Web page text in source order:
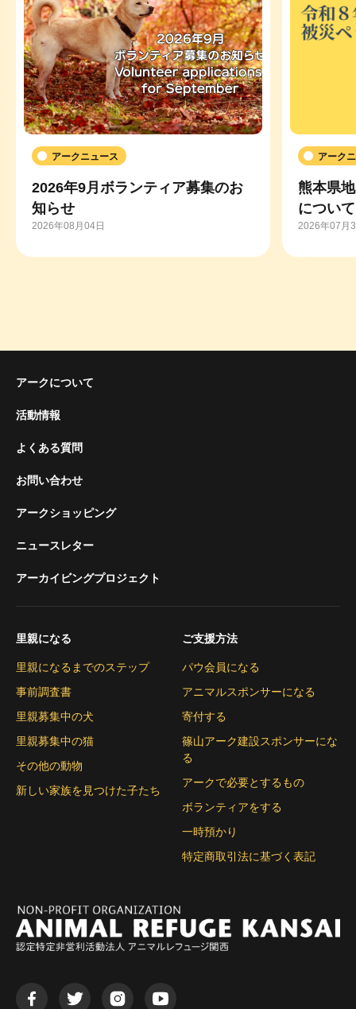
アークニュース
2026年9月ボランティア募集のお
知らせ
2026年08月04日
アーク
熊本県
について
2026年07月
アークについて
活動情報
よくある質問
お問い合わせ
アークショッピング
ニュースレター
アーカイビングプロジェクト
里親になる
里親になるまでのステップ
事前調査書
里親募集中の犬
里親募集中の猫
その他の動物
新しい家族を見つけた子たち
ご支援方法
パウ会員になる
アニマルスポンサーになる
寄付する
篠山アーク建設スポンサーにな
る
アークで必要とするもの
ボランティアをする
一時預かり
特定商取引法に基づく表記